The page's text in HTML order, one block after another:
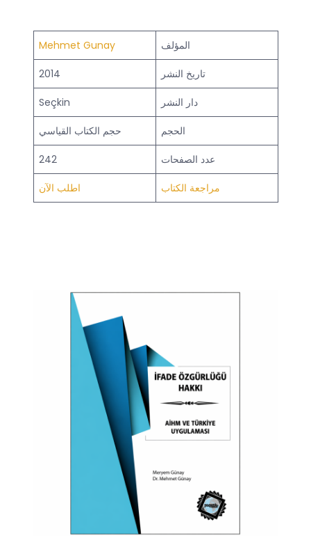
المؤلف Mehmet Gunay
تاريخ النشر 2014
دار النشر Seçkin
الحجم حجم الكتاب القياسي
عدد الصفحات 242
مراجعة الكتاب اطلب الآن